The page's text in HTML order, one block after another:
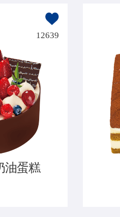
12639
油蛋糕